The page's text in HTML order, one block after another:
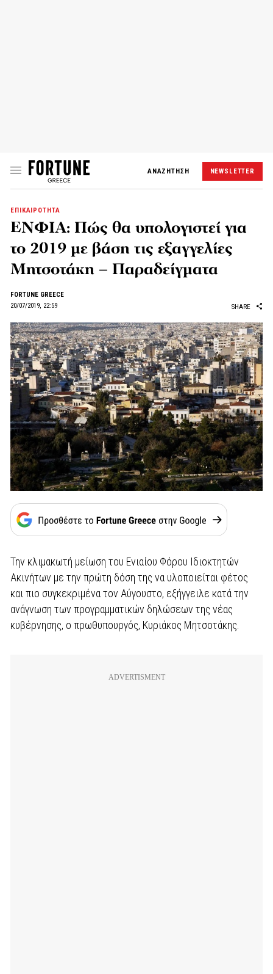
ΑΝΑΖΗΤΗΣΗ NEWSLETTER
ΕΠΙΚΑΙΡΟΤΗΤΑ
ΕΝΦΙΑ: Πώς θα υπολογιστεί για
το 2019 με βάση τις εξαγγελίες
Μητσοτάκη – Παραδείγματα
FORTUNE GREECE
20/07/2019, 22:59
SHARE
Την κλιμακωτή μείωση του Ενιαίου Φόρου Ιδιοκτητών
Ακινήτων με την πρώτη δόση της να υλοποιείται φέτος
και πιο συγκεκριμένα τον Αύγουστο, εξήγγειλε κατά την
ανάγνωση των προγραμματικών δηλώσεων της νέας
κυβέρνησης, ο πρωθυπουργός, Κυριάκος Μητσοτάκης.